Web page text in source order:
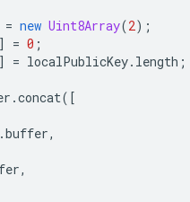
= new Uint8Array(2);
] = 0 ;
] = localPublicKey. length ;
.concat([
.buffer,
,